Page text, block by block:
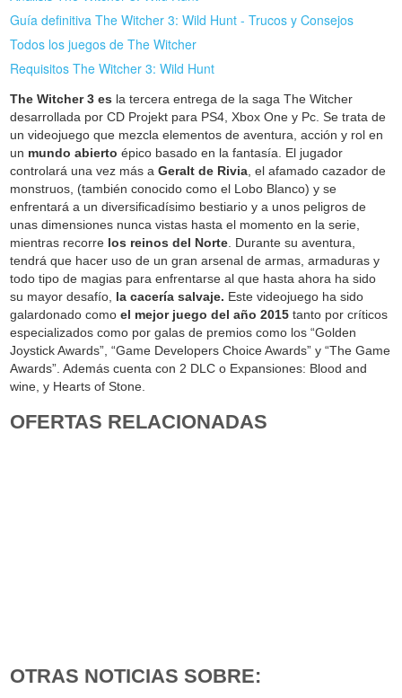
Guía definitiva The Witcher 3: Wild Hunt - Trucos y Consejos
Todos los juegos de The Witcher
Requisitos The Witcher 3: Wild Hunt
The Witcher 3 es la tercera entrega de la saga The Witcher
desarrollada por CD Projekt para PS4, Xbox One y Pc. Se trata de
un videojuego que mezcla elementos de aventura, acción y rol en
un mundo abierto épico basado en la fantasía. El jugador
controlará una vez más aGeralt de Rivia , el afamado cazador de
monstruos, (también conocido como el Lobo Blanco) y se
enfrentará a un diversificadísimo bestiario y a unos peligros de
unas dimensiones nunca vistas hasta el momento en la serie,
mientras recorre los reinos del Norte . Durante su aventura,
tendrá que hacer uso de un gran arsenal de armas, armaduras y
todo tipo de magias para enfrentarse al que hasta ahora ha sido
su mayor desafío, la cacería salvaje. Este videojuego ha sido
galardonado comoel mejor juego del año 2015 tanto por críticos
especializados como por galas de premios como los “Golden
Joystick Awards”, “Game Developers Choice Awards” y “The Game
Awards”. Además cuenta con 2 DLC o Expansiones: Blood and
wine, y Hearts of Stone.
OFERTAS RELACIONADAS
OTRAS NOTICIAS SOBRE: